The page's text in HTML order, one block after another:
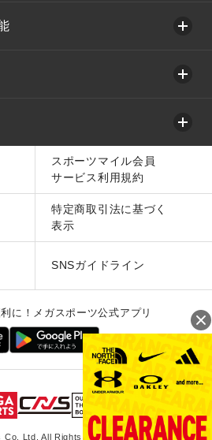
スポーツマイル会員
サービス利用規約
特定商取引法に基づく
表示
SNSガイドライン
に！メガスポーツ公式アプリ
Co. Ltd. All Rights Reserved.